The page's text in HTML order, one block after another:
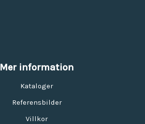
Mer information
Kataloger
Referensbilder
Villkor